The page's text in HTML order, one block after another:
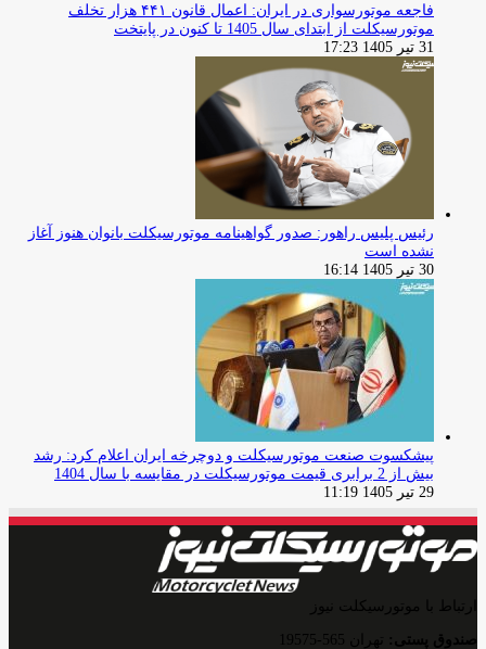
فاجعه موتورسواری در ایران: اعمال قانون ۴۴۱ هزار تخلف
موتورسیکلت از ابتدای سال 1405 تا کنون در پایتخت
31 تیر 1405 17:23
رئیس پلیس راهور: صدور گواهینامه موتورسیکلت بانوان هنوز آغاز
نشده است
30 تیر 1405 16:14
پیشکسوت صنعت موتورسیکلت و دوچرخه ایران اعلام کرد: رشد
بیش از 2 برابری قیمت موتورسیکلت در مقایسه با سال 1404
29 تیر 1405 11:19
ارتباط با موتورسیکلت نیوز
صندوق پستی: تهران 565-19575